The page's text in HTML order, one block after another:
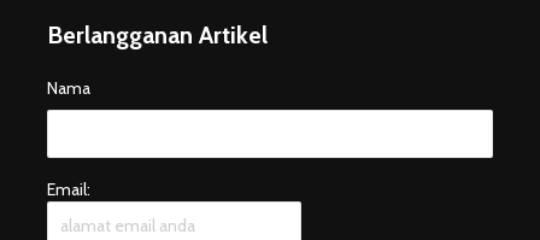
Berlangganan Artikel
Nama
Email: